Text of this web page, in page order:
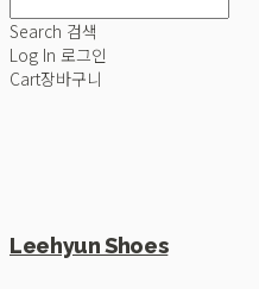
Search 검색
Log In 로그인
Cart장바구니
Leehyun Shoes